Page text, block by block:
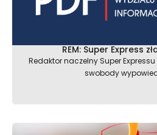
REM: Super Express
Redaktor naczelny Super
swobody